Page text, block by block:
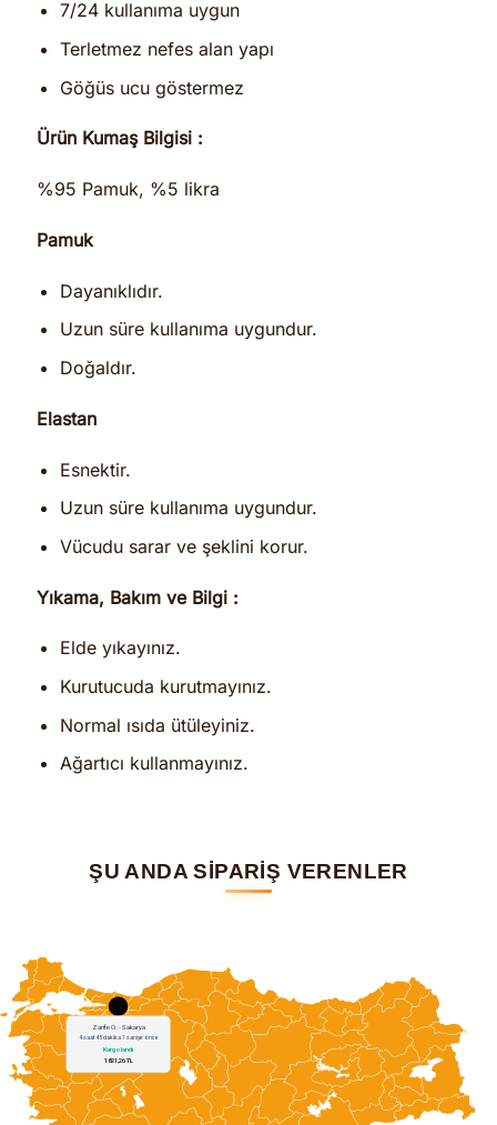
7/24 kullanıma uygun
Terletmez nefes alan yapı
Göğüs ucu göstermez
Ürün Kumaş Bilgisi :
%95 Pamuk, %5 likra
Pamuk
Dayanıklıdır.
Uzun süre kullanıma uygundur.
Doğaldır.
Elastan
Esnektir.
Uzun süre kullanıma uygundur.
Vücudu sarar ve şeklini korur.
Yıkama, Bakım ve Bilgi :
Elde yıkayınız.
Kurutucuda kurutmayınız.
Normal ısıda ütüleyiniz.
Ağartıcı kullanmayınız.
ŞU ANDA SİPARİŞ VERENLER